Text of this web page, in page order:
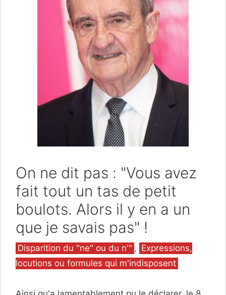
On ne dit pas : "Vous avez
fait tout un tas de petit
boulots. Alors il y en a un
que je savais pas" !
Catégories
Disparition du "ne" ou du n'" , Expressions,
locutions ou formules qui m'indisposent